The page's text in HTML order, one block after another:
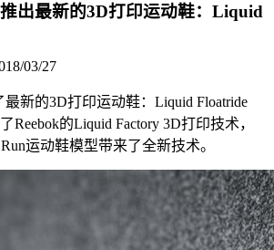
出最新的3D打印运动鞋：Liquid
03/27
最新的3D打印运动鞋：Liquid Floatride
Reebok的Liquid Factory 3D打印技术，
运动鞋模型带来了全新技术。